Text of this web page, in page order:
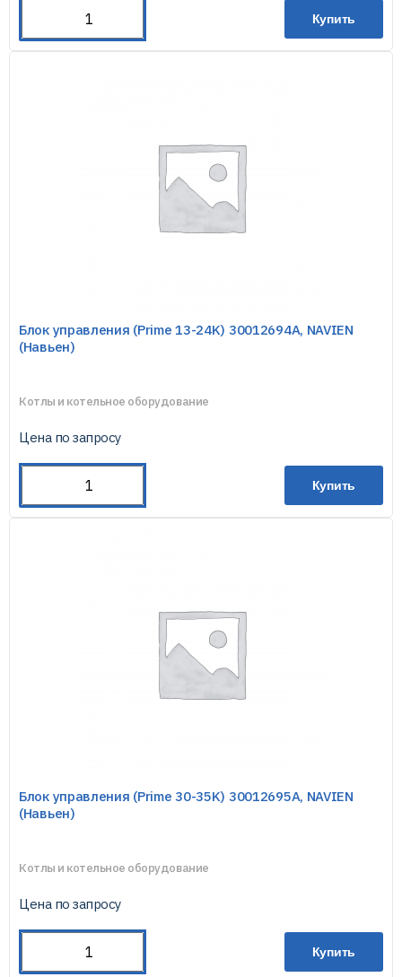
Купить
Блок управления (Prime 13-24K) 30012694A, NAVIEN
(Навьен)
Котлы и котельное оборудование
Цена по запросу
Купить
Блок управления (Prime 30-35K) 30012695A, NAVIEN
(Навьен)
Котлы и котельное оборудование
Цена по запросу
Купить